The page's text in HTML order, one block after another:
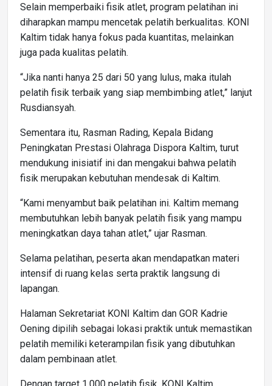
Selain memperbaiki fisik atlet, program pelatihan ini
diharapkan mampu mencetak pelatih berkualitas. KONI
Kaltim tidak hanya fokus pada kuantitas, melainkan
juga pada kualitas pelatih.
“Jika nanti hanya 25 dari 50 yang lulus, maka itulah
pelatih fisik terbaik yang siap membimbing atlet,” lanjut
Rusdiansyah.
Sementara itu, Rasman Rading, Kepala Bidang
Peningkatan Prestasi Olahraga Dispora Kaltim, turut
mendukung inisiatif ini dan mengakui bahwa pelatih
fisik merupakan kebutuhan mendesak di Kaltim.
“Kami menyambut baik pelatihan ini. Kaltim memang
membutuhkan lebih banyak pelatih fisik yang mampu
meningkatkan daya tahan atlet,” ujar Rasman.
Selama pelatihan, peserta akan mendapatkan materi
intensif di ruang kelas serta praktik langsung di
lapangan.
Halaman Sekretariat KONI Kaltim dan GOR Kadrie
Oening dipilih sebagai lokasi praktik untuk memastikan
pelatih memiliki keterampilan fisik yang dibutuhkan
dalam pembinaan atlet.
Dengan target 1.000 pelatih fisik, KONI Kaltim